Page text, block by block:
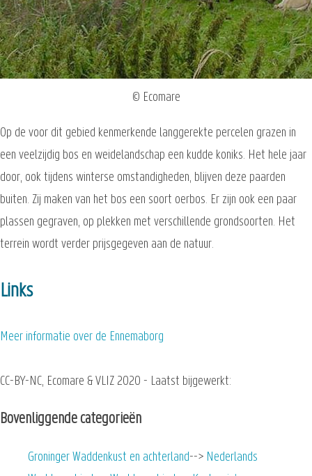
© Ecomare
Op de voor dit gebied kenmerkende langgerekte percelen grazen in
een veelzijdig bos en weidelandschap een kudde koniks. Het hele jaar
door, ook tijdens winterse omstandigheden, blijven deze paarden
buiten. Zij maken van het bos een soort oerbos. Er zijn ook een paar
plassen gegraven, op plekken met verschillende grondsoorten. Het
terrein wordt verder prijsgegeven aan de natuur.
Links
Meer informatie over de Ennemaborg
CC-BY-NC, Ecomare & VLIZ 2020 - Laatst bijgewerkt:
Bovenliggende categorieën
Groninger Waddenkust en achterland
Nederlands